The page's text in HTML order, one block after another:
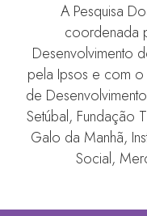
A Pesquisa
coordenada
Desenvolvimento
pela Ipsos e com
de
Setúbal, Fundação
Galo da Manhã,
Social,